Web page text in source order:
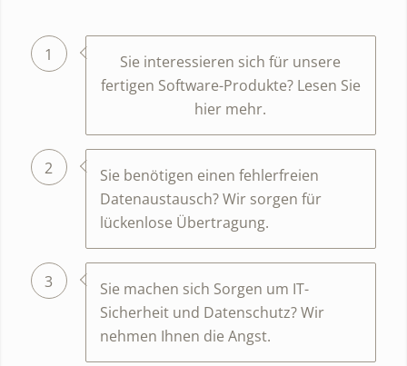
1
Sie interessieren sich für unsere
fertigen Software-Produkte? Lesen Sie
hier mehr.
2
Sie benötigen einen fehlerfreien
Datenaustausch? Wir sorgen für
lückenlose Übertragung.
3
Sie machen sich Sorgen um IT-
Sicherheit und Datenschutz? Wir
nehmen Ihnen die Angst.